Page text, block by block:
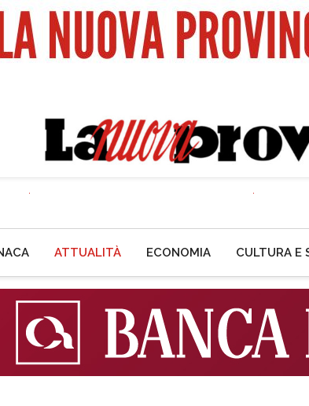
ATTUALITÀ ECONOMIA CULTURA E